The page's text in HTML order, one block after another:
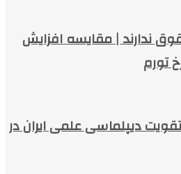
ندارند | مقایسه افزایش
تورم
دیپلماسی علمی ایران در